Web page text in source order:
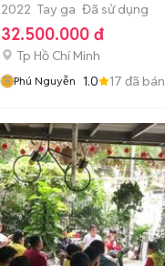
2022 Tay ga Đã sử dụng
32.500.000 đ
Tp Hồ Chí Minh
Phú Nguyễn 1.0 17 đã bán